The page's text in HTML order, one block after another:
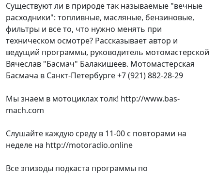
Существуют ли в природе так называемые "вечные
расходники": топливные, масляные, бензиновые,
фильтры и все то, что нужно менять при
техническом осмотре? Рассказывает автор и
ведущий программы, руководитель мотомастерской
Вячеслав "Басмач" Балакишеев. Мотомастерская
Басмача в Санкт-Петербурге +7 (921) 882-28-29
Мы знаем в мотоциклах толк! http://www.bas-
mach.com
Слушайте каждую среду в 11-00 с повторами на
неделе на http://motoradio.online
Все эпизоды подкаста программы по